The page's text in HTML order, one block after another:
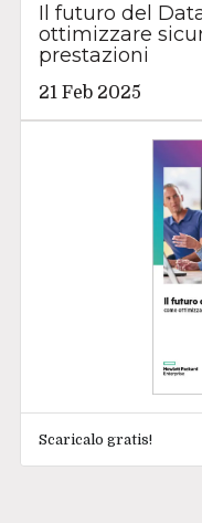
Il futuro del
ottimizzare
prestazioni
21 Feb 2025
Scaricalo gratis!